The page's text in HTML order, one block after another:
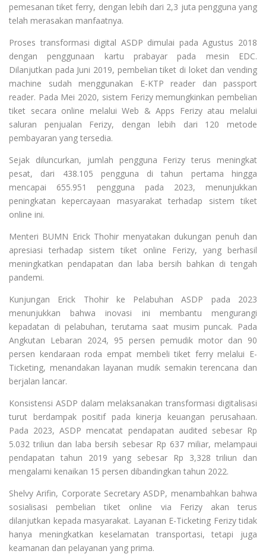
pemesanan tiket ferry, dengan lebih dari 2,3 juta pengguna yang
telah merasakan manfaatnya.
Proses transformasi digital ASDP dimulai pada Agustus 2018
dengan penggunaan kartu prabayar pada mesin EDC.
Dilanjutkan pada Juni 2019, pembelian tiket di loket dan vending
machine sudah menggunakan E-KTP reader dan passport
reader. Pada Mei 2020, sistem Ferizy memungkinkan pembelian
tiket secara online melalui Web & Apps Ferizy atau melalui
saluran penjualan Ferizy, dengan lebih dari 120 metode
pembayaran yang tersedia.
Sejak diluncurkan, jumlah pengguna Ferizy terus meningkat
pesat, dari 438.105 pengguna di tahun pertama hingga
mencapai 655.951 pengguna pada 2023, menunjukkan
peningkatan kepercayaan masyarakat terhadap sistem tiket
online ini.
Menteri BUMN Erick Thohir menyatakan dukungan penuh dan
apresiasi terhadap sistem tiket online Ferizy, yang berhasil
meningkatkan pendapatan dan laba bersih bahkan di tengah
pandemi.
Kunjungan Erick Thohir ke Pelabuhan ASDP pada 2023
menunjukkan bahwa inovasi ini membantu mengurangi
kepadatan di pelabuhan, terutama saat musim puncak. Pada
Angkutan Lebaran 2024, 95 persen pemudik motor dan 90
persen kendaraan roda empat membeli tiket ferry melalui E-
Ticketing, menandakan layanan mudik semakin terencana dan
berjalan lancar.
Konsistensi ASDP dalam melaksanakan transformasi digitalisasi
turut berdampak positif pada kinerja keuangan perusahaan.
Pada 2023, ASDP mencatat pendapatan audited sebesar Rp
5.032 triliun dan laba bersih sebesar Rp 637 miliar, melampaui
pendapatan tahun 2019 yang sebesar Rp 3,328 triliun dan
mengalami kenaikan 15 persen dibandingkan tahun 2022.
Shelvy Arifin, Corporate Secretary ASDP, menambahkan bahwa
sosialisasi pembelian tiket online via Ferizy akan terus
dilanjutkan kepada masyarakat. Layanan E-Ticketing Ferizy tidak
hanya meningkatkan keselamatan transportasi, tetapi juga
keamanan dan pelayanan yang prima.